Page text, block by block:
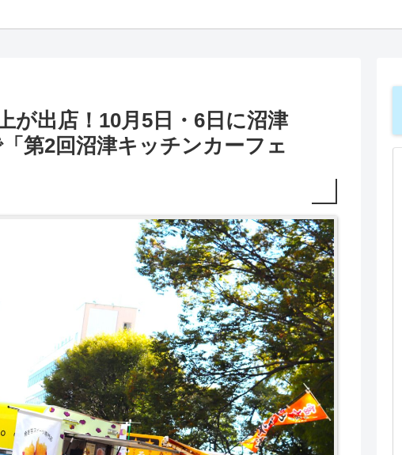
が出店！10月5日・6日に沼津
第2回沼津キッチンカーフェ